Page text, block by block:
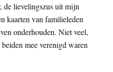
de lievelingszus uit mijn
kaarten van familieleden
onderhouden. Niet veel,
mee verenigd waren